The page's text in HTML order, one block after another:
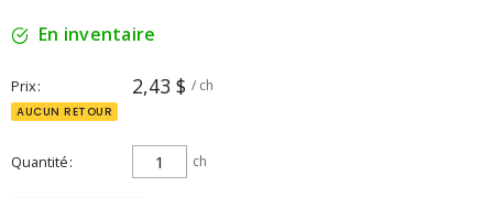
En inventaire
Prix 2,43 $ / ch
AUCUN RETOUR
Quantité ch